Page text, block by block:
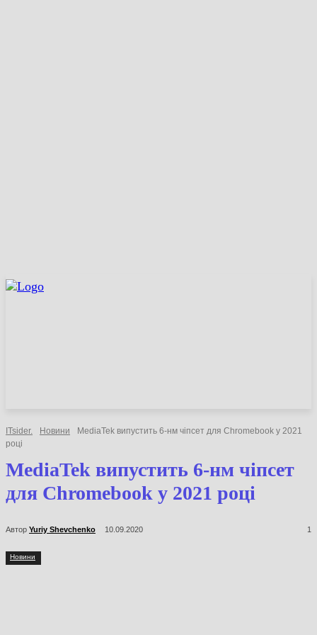
ITsider. Новини
MediaTek випустить 6-нм чіпсет для Chromebook у 2021
році
MediaTek випустить 6-нм чіпсет
для Chromebook у 2021 році
Автор Yuriy Shevchenko 10.09.2020 1
Новини